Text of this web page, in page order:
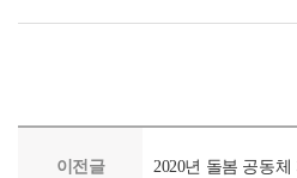
이전글 2020년 돌봄 공동